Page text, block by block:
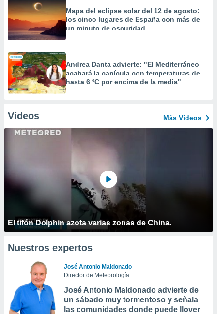
Mapa del eclipse solar del 12 de agosto:
los cinco lugares de España con más de
un minuto de oscuridad
Andrea Danta advierte: "El Mediterráneo
acabará la canícula con temperaturas de
hasta 6 ºC por encima de la media"
Vídeos Más Vídeos
El tifón Dolphin azota varias zonas de China.
Nuestros expertos
José Antonio Maldonado
Director de Meteorología
José Antonio Maldonado advierte de
un sábado muy tormentoso y señala
las comunidades donde puede llover